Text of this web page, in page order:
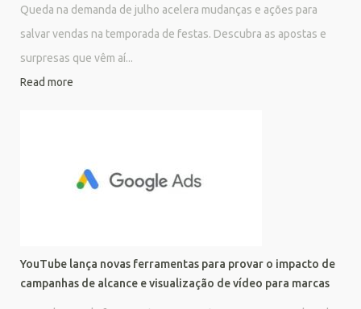
Queda na demanda de julho acelera mudanças e ações para
salvar vendas na temporada de festas. Descubra as apostas e
surpresas que vêm aí...
Read more
YouTube lança novas ferramentas para provar o impacto de
campanhas de alcance e visualização de vídeo para marcas